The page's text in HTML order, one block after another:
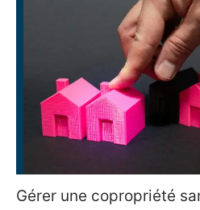
Gérer une copropriété